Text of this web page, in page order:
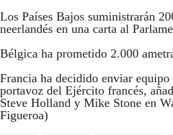
Los Países Bajos suministrarán
neerlandés en una carta al
Bélgica ha prometido 2.000
Francia ha decidido enviar
portavoz del Ejército francés,
Steve Holland y Mike Stone en
Figueroa)